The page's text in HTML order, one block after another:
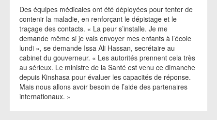
Des équipes médicales ont été déployées pour tenter de
contenir la maladie, en renforçant le dépistage et le
traçage des contacts. « La peur s’installe. Je me
demande même si je vais envoyer mes enfants à l’école
lundi », se demande Issa Ali Hassan, secrétaire au
cabinet du gouverneur. « Les autorités prennent cela très
au sérieux. Le ministre de la Santé est venu ce dimanche
depuis Kinshasa pour évaluer les capacités de réponse.
Mais nous allons avoir besoin de l’aide des partenaires
internationaux. »